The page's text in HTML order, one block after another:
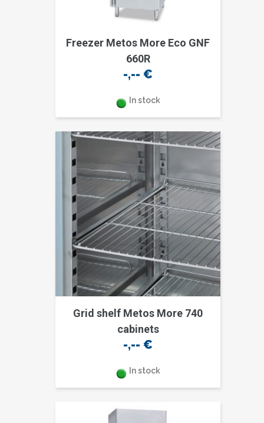
Freezer Metos More Eco GNF
660R
-,-- €
In stock
Grid shelf Metos More 740
cabinets
-,-- €
In stock